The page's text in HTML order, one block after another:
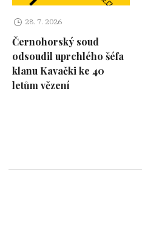
28. 7. 2026
Černohorský soud
odsoudil uprchlého šéfa
klanu Kavački ke 40
letům vězení